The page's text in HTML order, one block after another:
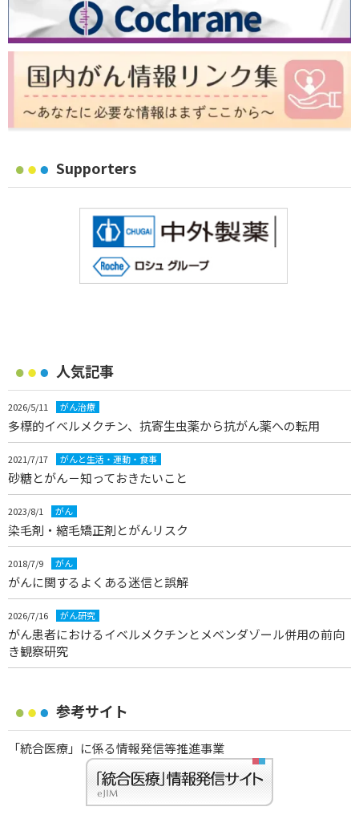
Supporters
人気記事
2026/5/11 がん治療
多標的イベルメクチン、抗寄生虫薬から抗がん薬への転用
2021/7/17 がんと生活・運動・食事
砂糖とがん－知っておきたいこと
2023/8/1 がん
染毛剤・縮毛矯正剤とがんリスク
2018/7/9 がん
がんに関するよくある迷信と誤解
2026/7/16 がん研究
がん患者におけるイベルメクチンとメベンダゾール併用の前向
き観察研究
参考サイト
「統合医療」に係る情報発信等推進事業